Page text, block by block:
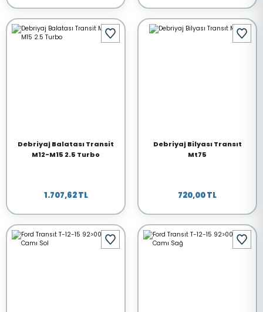
Debriyaj Balatası Transit
M12-M15 2.5 Turbo
1.707,62 TL
Debriyaj Bilyası Transıt
Mt75
720,00 TL